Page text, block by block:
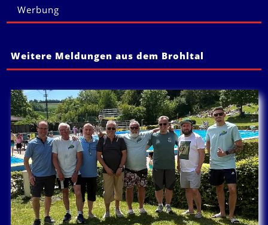
Werbung
Weitere Meldungen aus dem Brohltal